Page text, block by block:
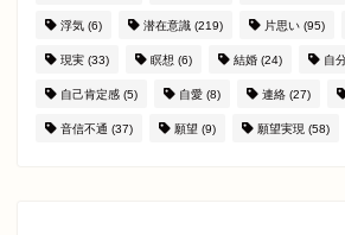
浮気 (6) 潜在意識 (219) 片思い (95)
現実 (33) 瞑想 (6) 結婚 (24) 自
自己肯定感 (5) 自愛 (8) 連絡 (27)
音信不通 (37) 願望 (9) 願望実現 (58)